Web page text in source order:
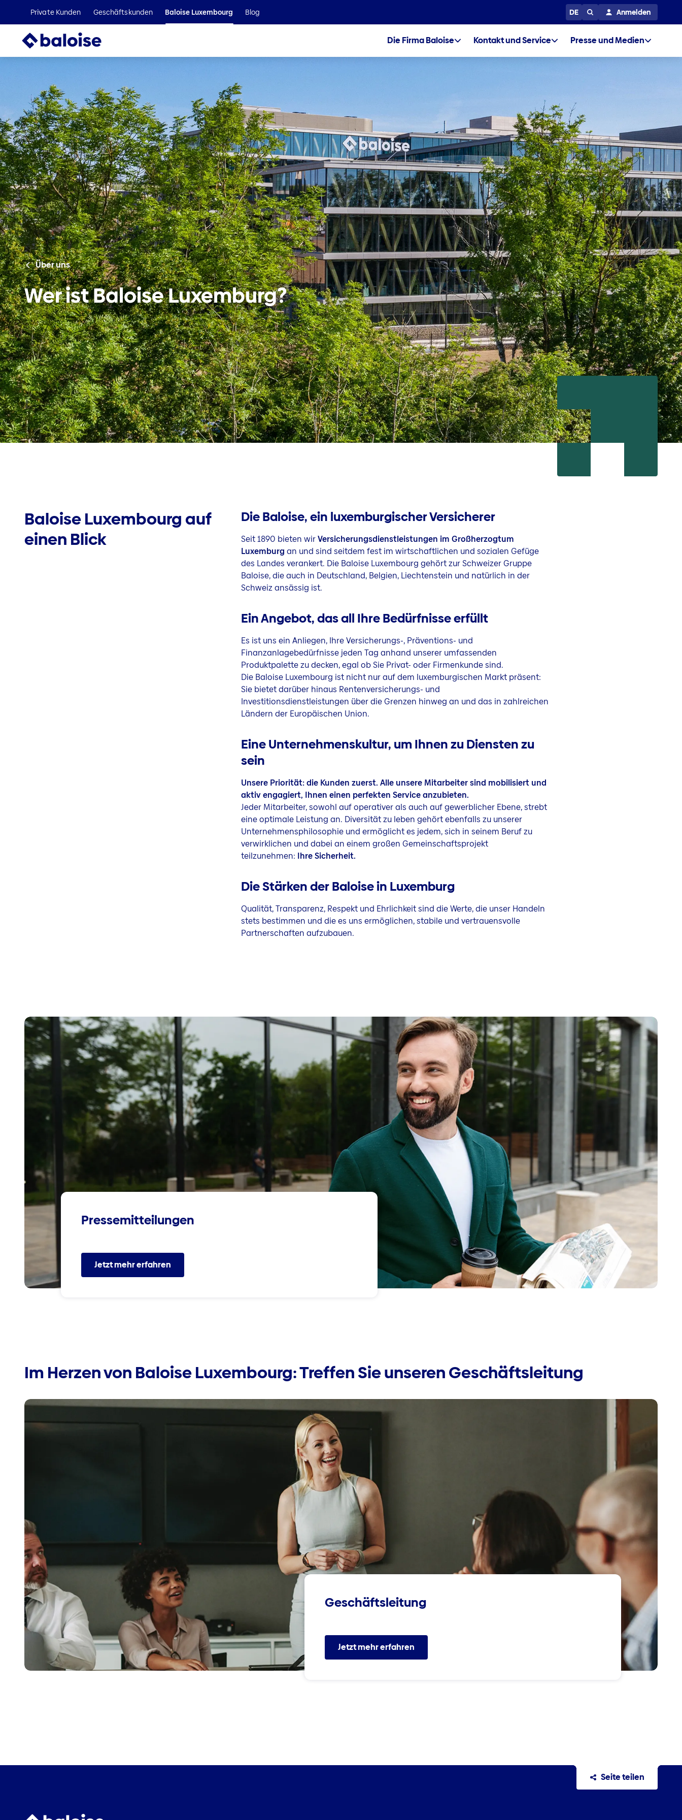
Private Kunden Geschäftskunden Baloise Luxembourg Blog DE Anmelden
Die Firma Baloise Kontakt und Service Presse und Medien
Über uns
Wer ist Baloise Luxemburg?
Baloise Luxembourg auf
einen Blick
Die Baloise, ein luxemburgischer Versicherer
Seit 1890 bieten wirVersicherungsdienstleistungen im Großherzogtum
Luxemburg an und sind seitdem fest im wirtschaftlichen und sozialen Gefüge
des Landes verankert. Die Baloise Luxembourg gehört zur Schweizer Gruppe
Baloise, die auch in Deutschland, Belgien, Liechtenstein und natürlich in der
Schweiz ansässig ist.
Ein Angebot, das all Ihre Bedürfnisse erfüllt
Es ist uns ein Anliegen, Ihre Versicherungs-, Präventions- und
Finanzanlagebedürfnisse jeden Tag anhand unserer umfassenden
Produktpalette zu decken, egal ob Sie Privat- oder Firmenkunde sind.
Die Baloise Luxembourg ist nicht nur auf dem luxemburgischen Markt präsent:
Sie bietet darüber hinaus Rentenversicherungs- und
Investitionsdienstleistungen über die Grenzen hinweg an und das in zahlreichen
Ländern der Europäischen Union.
Eine Unternehmenskultur, um Ihnen zu Diensten zu
sein
Unsere Priorität: die Kunden zuerst. Alle unsere Mitarbeiter sind mobilisiert und
aktiv engagiert, Ihnen einen perfekten Service anzubieten.
Jeder Mitarbeiter, sowohl auf operativer als auch auf gewerblicher Ebene, strebt
eine optimale Leistung an. Diversität zu leben gehört ebenfalls zu unserer
Unternehmensphilosophie und ermöglicht es jedem, sich in seinem Beruf zu
verwirklichen und dabei an einem großen Gemeinschaftsprojekt
teilzunehmen: Ihre Sicherheit.
Die Stärken der Baloise in Luxemburg
Qualität, Transparenz, Respekt und Ehrlichkeit sind die Werte, die unser Handeln
stets bestimmen und die es uns ermöglichen, stabile und vertrauensvolle
Partnerschaften aufzubauen.
Pressemitteilungen
Jetzt mehr erfahren
Im Herzen von Baloise Luxembourg: Treffen Sie unseren Geschäftsleitung
Geschäftsleitung
Jetzt mehr erfahren
Seite teilen